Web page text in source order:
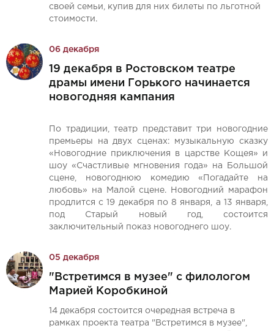
своей семьи, купив для них билеты по льготной
стоимости.
06 декабря
19 декабря в Ростовском театре
драмы имени Горького начинается
новогодняя кампания
По традиции, театр представит три новогодние
премьеры на двух сценах: музыкальную сказку
«Новогодние приключения в царстве Кощея» и
шоу «Счастливые мгновения года» на Большой
сцене, новогоднюю комедию «Погадайте на
любовь» на Малой сцене. Новогодний марафон
продлится с 19 декабря по 8 января, а 13 января,
под Старый новый год, состоится
заключительный показ новогоднего шоу.
05 декабря
"Встретимся в музее" с филологом
Марией Коробкиной
14 декабря состоится очередная встреча в
рамках проекта театра "Встретимся в музее",